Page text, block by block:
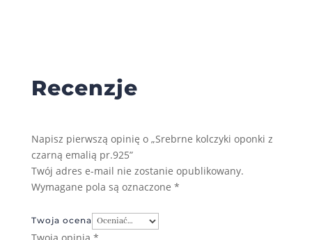
Recenzje
Napisz pierwszą opinię o „Srebrne kolczyki oponki z
czarną emalią pr.925”
Twój adres e-mail nie zostanie opublikowany.
Wymagane pola są oznaczone *
Twoja ocena